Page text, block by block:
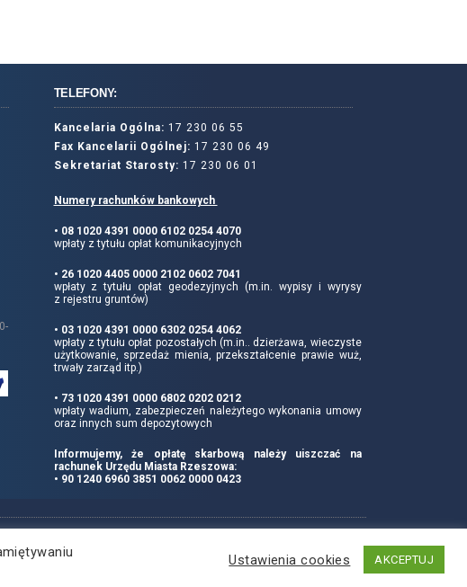
TELEFONY:
Kancelaria Ogólna: 17 230 06 55
Fax Kancelarii Ogólnej: 17 230 06 49
Sekretariat Starosty: 17 230 06 01
Numery rachunków bankowych
• 08 1020 4391 0000 6102 0254 4070
wpłaty z tytułu opłat komunikacyjnych
• 26 1020 4405 0000 2102 0602 7041
wpłaty z tytułu opłat geodezyjnych (m.in. wypisy i wyrysy
z rejestru gruntów)
• 03 1020 4391 0000 6302 0254 4062
wpłaty z tytułu opłat pozostałych (m.in.. dzierżawa, wieczyste
użytkowanie, sprzedaż mienia, przekształcenie prawie wuż,
trwały zarząd itp.)
• 73 1020 4391 0000 6802 0202 0212
wpłaty wadium, zabezpieczeń należytego wykonania umowy
oraz innych sum depozytowych
Informujemy, że opłatę skarbową należy uiszczać na
rachunek Urzędu Miasta Rzeszowa:
• 90 1240 6960 3851 0062 0000 0423
ZETO-RZESZÓW Sp. z o.o.
Ustawienia cookies AKCEPTUJ